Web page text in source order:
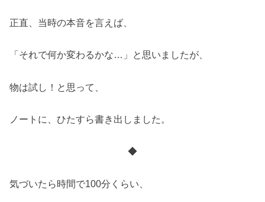
正直、当時の本音を言えば、
「それで何か変わるかな…」と思いましたが、
物は試し！と思って、
ノートに、ひたすら書き出しました。
◆
気づいたら時間で100分くらい、